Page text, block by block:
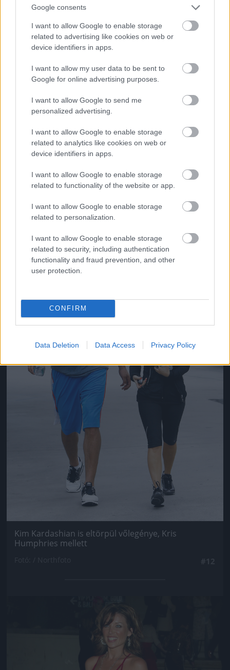
Google consents
I want to allow Google to enable storage
related to advertising like cookies on web or
device identifiers in apps.
I want to allow my user data to be sent to
Google for online advertising purposes.
I want to allow Google to send me
personalized advertising.
I want to allow Google to enable storage
related to analytics like cookies on web or
device identifiers in apps.
I want to allow Google to enable storage
related to functionality of the website or app.
I want to allow Google to enable storage
related to personalization.
I want to allow Google to enable storage
related to security, including authentication
functionality and fraud prevention, and other
user protection.
CONFIRM
Data Deletion Data Access Privacy Policy
Ő Kim Kardashian - sziasztok!
Jön még kép!
Kim Kardashian is eltörpül vőlegénye, Kris
Humphries mellett
Jön még kép!